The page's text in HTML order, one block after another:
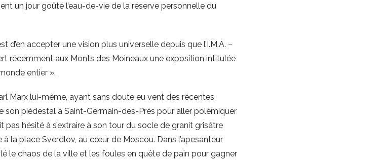
un jour goûté l’eau-de-vie de la réserve personnelle du
d’en accepter une vision plus universelle depuis que l’I.M.A. –
récemment aux Monts des Moineaux une exposition intitulée
entier ».
Marx lui-même, ayant sans doute eu vent des récentes
son piédestal à Saint-Germain-des-Prés pour aller polémiquer
pas hésité à s’extraire à son tour du socle de granit grisâtre
la place Sverdlov, au cœur de Moscou. Dans l’apesanteur
le chaos de la ville et les foules en quête de pain pour gagner